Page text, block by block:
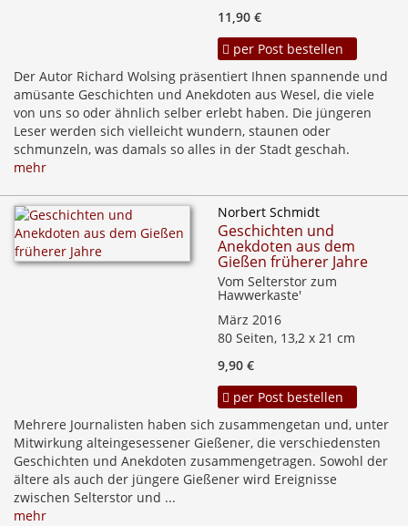
11,90 €
per Post bestellen
Der Autor Richard Wolsing präsentiert Ihnen spannende und
amüsante Geschichten und Anekdoten aus Wesel, die viele
von uns so oder ähnlich selber erlebt haben. Die jüngeren
Leser werden sich vielleicht wundern, staunen oder
schmunzeln, was damals so alles in der Stadt geschah.
mehr
Norbert Schmidt
Geschichten und
Anekdoten aus dem
Gießen früherer Jahre
Vom Selterstor zum
Hawwerkaste'
März 2016
80 Seiten, 13,2 x 21 cm
9,90 €
per Post bestellen
Mehrere Journalisten haben sich zusammengetan und, unter
Mitwirkung alteingesessener Gießener, die verschiedensten
Geschichten und Anekdoten zusammengetragen. Sowohl der
ältere als auch der jüngere Gießener wird Ereignisse
zwischen Selterstor und ...
mehr